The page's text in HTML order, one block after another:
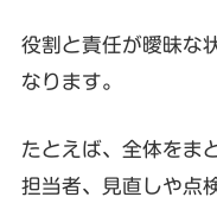
役割と責任が曖昧な
なります。
たとえば、全体をま
担当者、見直しや点